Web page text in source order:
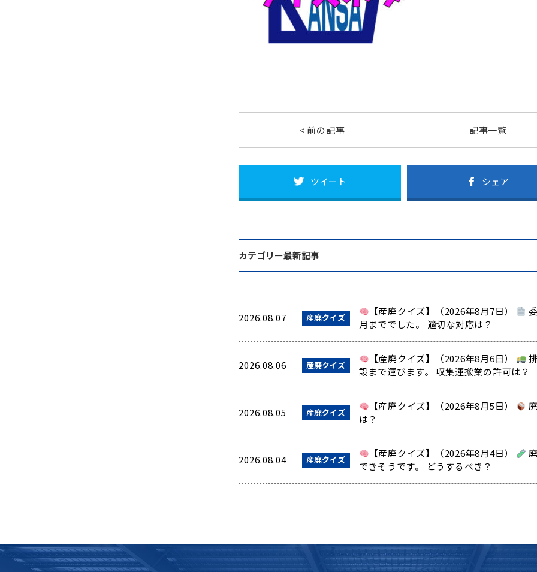
< 前の記事 記事一覧
ツイート シェア
カテゴリー最新記事
2026.08.07 産廃クイズ 【産廃クイズ】（2026年8月7日）
月まででした。 適切な対応は？
2026.08.06 産廃クイズ 【産廃クイズ】（2026年8月6日）
設まで運びます。 収集運搬業の許可は？
2026.08.05 産廃クイズ 【産廃クイズ】（2026年8月5日）
は？
2026.08.04 産廃クイズ 【産廃クイズ】（2026年8月4日）
できそうです。 どうするべき？